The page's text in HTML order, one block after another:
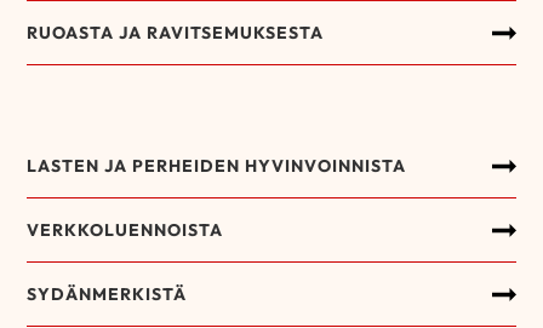
RUOASTA JA RAVITSEMUKSESTA
LASTEN JA PERHEIDEN HYVINVOINNISTA
VERKKOLUENNOISTA
SYDÄNMERKISTÄ